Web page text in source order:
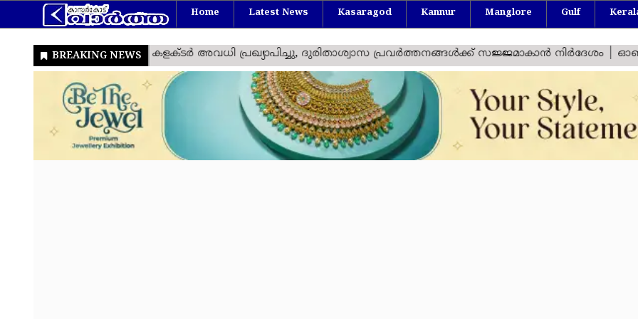
Home Latest News Kasaragod Kannur Manglore Gulf